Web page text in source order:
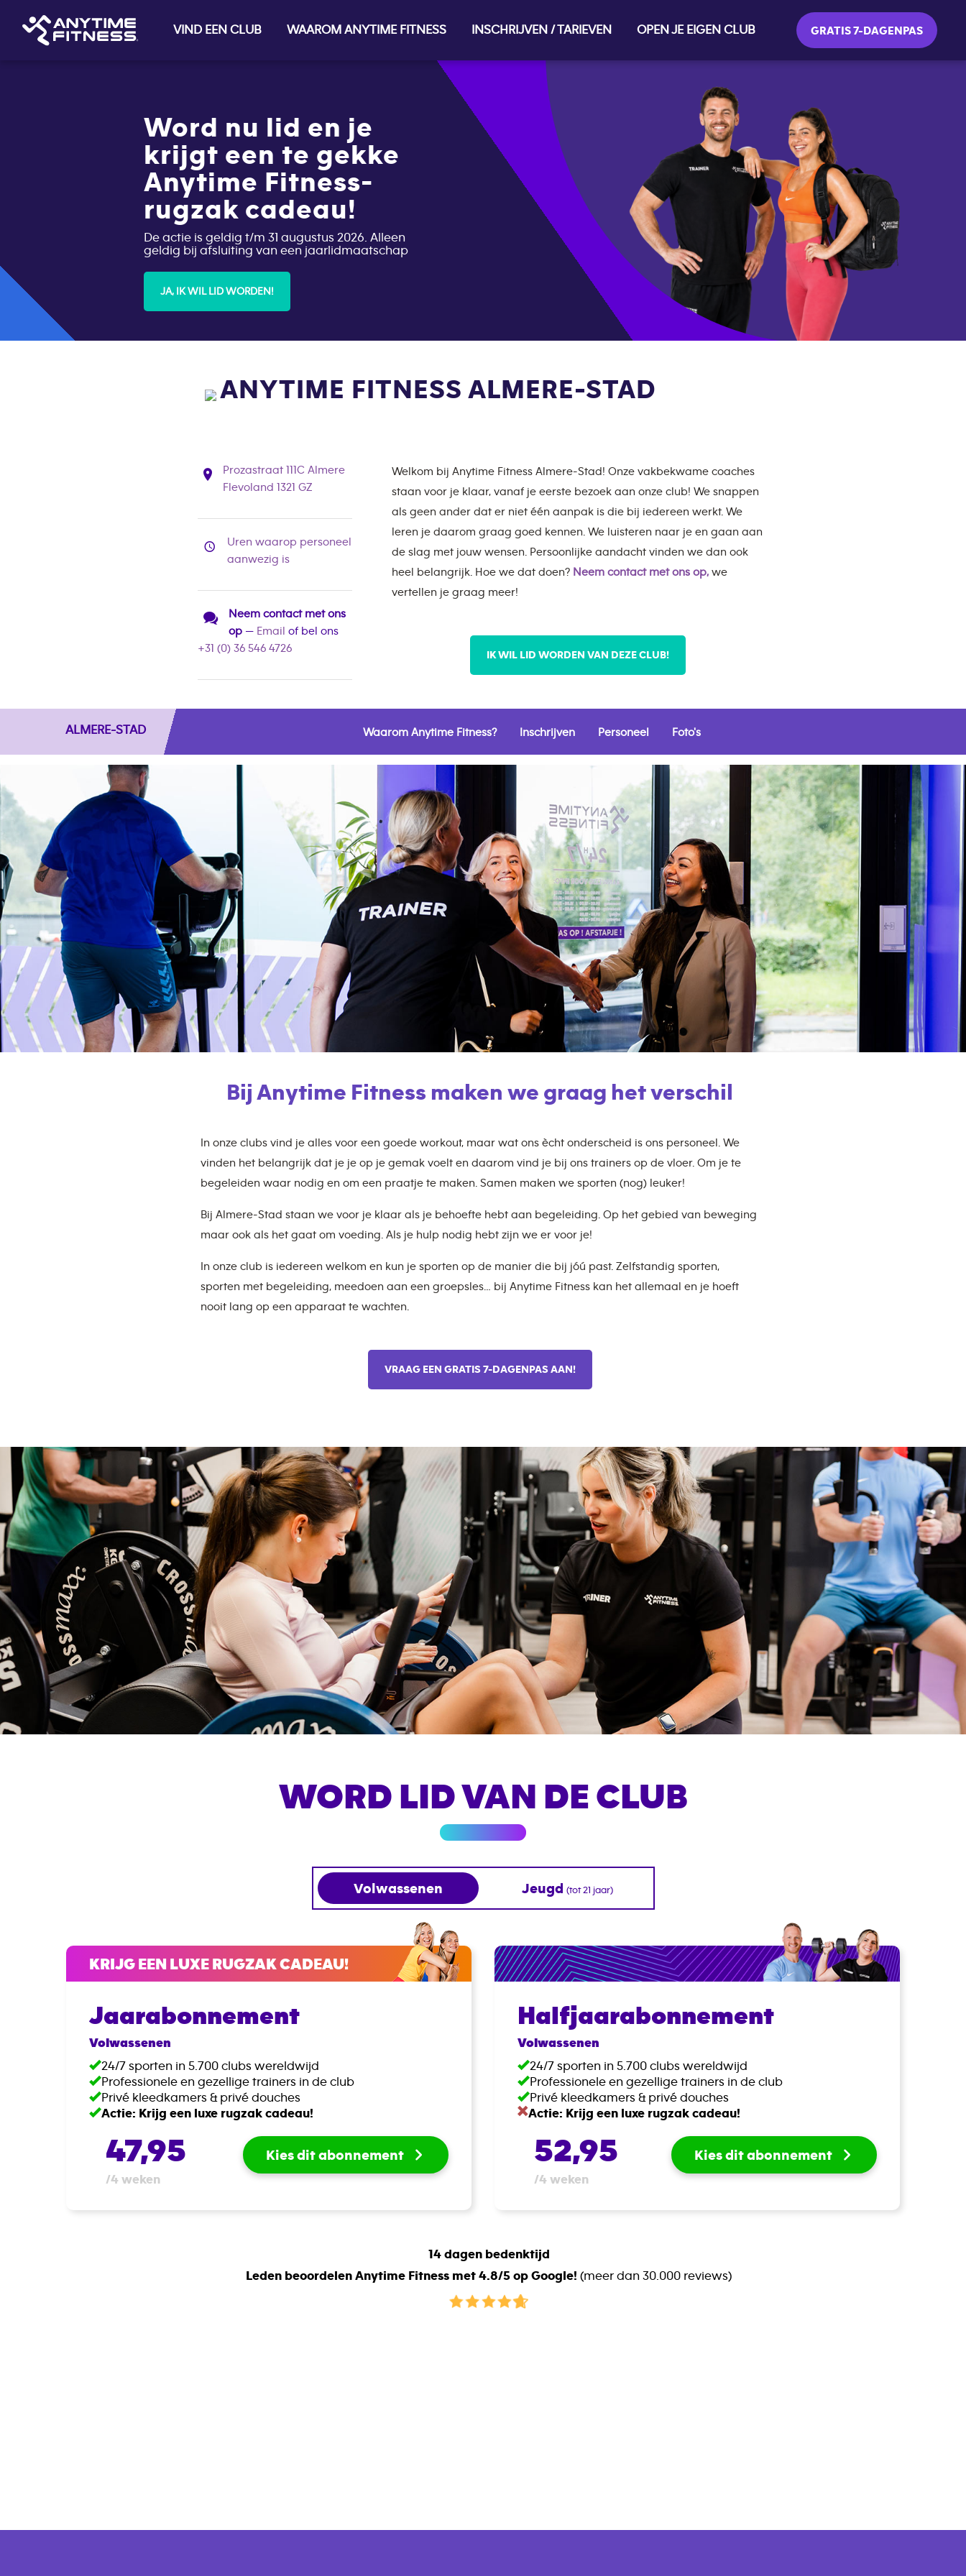
VIND EEN CLUB WAAROM ANYTIME FITNESS INSCHRIJVEN / TARIEVEN OPEN JE EIGEN CLUB GRATIS 7-DAGENPAS
Word nu lid en je
krijgt een te gekke
Anytime Fitness-
rugzak cadeau!
De actie is geldig t/m 31 augustus 2026. Alleen
geldig bij afsluiting van een jaarlidmaatschap
JA, IK WIL LID WORDEN!
ANYTIME FITNESS ALMERE-STAD
Prozastraat 111C Almere
Flevoland 1321 GZ
Uren waarop personeel
aanwezig is
Neem contact met ons
op— Email of bel ons
+31 (0) 36 546 4726
Welkom bij Anytime Fitness Almere-Stad! Onze vakbekwame coaches
staan voor je klaar, vanaf je eerste bezoek aan onze club! We snappen
als geen ander dat er niet één aanpak is die bij iedereen werkt. We
leren je daarom graag goed kennen. We luisteren naar je en gaan aan
de slag met jouw wensen. Persoonlijke aandacht vinden we dan ook
heel belangrijk. Hoe we dat doen? Neem contact met ons op,we
vertellen je graag meer!
IK WIL LID WORDEN VAN DEZE CLUB!
ALMERE-STAD Waarom Anytime Fitness? Inschrijven Personeel Foto's
Bij Anytime Fitness maken we graag het verschil
In onze clubs vind je alles voor een goede workout, maar wat ons ècht onderscheid is ons personeel. We
vinden het belangrijk dat je je op je gemak voelt en daarom vind je bij ons trainers op de vloer. Om je te
begeleiden waar nodig en om een praatje te maken. Samen maken we sporten (nog) leuker!
Bij Almere-Stad staan we voor je klaar als je behoefte hebt aan begeleiding. Op het gebied van beweging
maar ook als het gaat om voeding. Als je hulp nodig hebt zijn we er voor je!
In onze club is iedereen welkom en kun je sporten op de manier die bij jóú past. Zelfstandig sporten,
sporten met begeleiding, meedoen aan een groepsles… bij Anytime Fitness kan het allemaal en je hoeft
nooit lang op een apparaat te wachten.
VRAAG EEN GRATIS 7-DAGENPAS AAN!